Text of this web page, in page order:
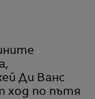
Ди Ванс
ход по пътя